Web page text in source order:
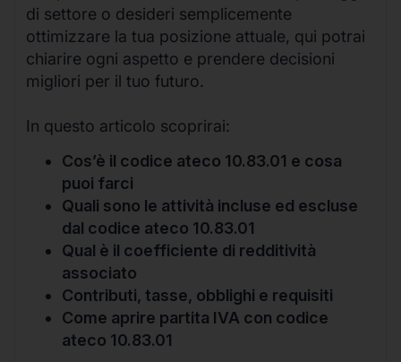
di settore o desideri semplicemente
ottimizzare la tua posizione attuale, qui potrai
chiarire ogni aspetto e prendere decisioni
migliori per il tuo futuro.
In questo articolo scoprirai:
Cos’è il codice ateco 10.83.01 e cosa
puoi farci
Quali sono le attività incluse ed escluse
dal codice ateco 10.83.01
Qual è il coefficiente di redditività
associato
Contributi, tasse, obblighi e requisiti
Come aprire partita IVA con codice
ateco 10.83.01